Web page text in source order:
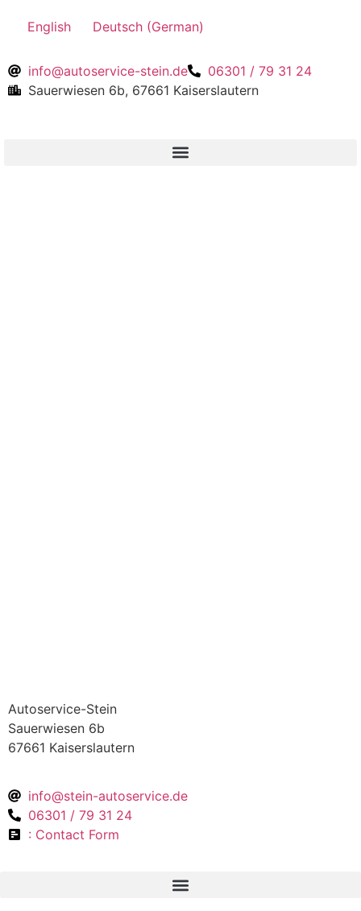
English Deutsch(German)
info@autoservice-stein.de
06301 / 79 31 24
Sauerwiesen 6b, 67661 Kaiserslautern
Autoservice-Stein
Sauerwiesen 6b
67661 Kaiserslautern
info@stein-autoservice.de
06301 / 79 31 24
: Contact Form